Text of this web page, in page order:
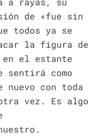
de «fue sin
todos ya se
la figura de
el estante
sentirá como
con toda
vez. Es algo